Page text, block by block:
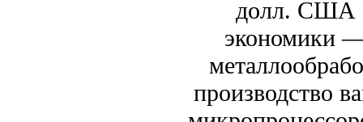
долл. США
экономики
производство